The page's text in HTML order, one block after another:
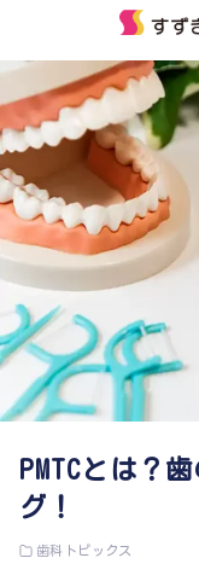
コ
ン
テ
ン
ツ
へ
動
PMTCとは？
グ！
歯科トピックス